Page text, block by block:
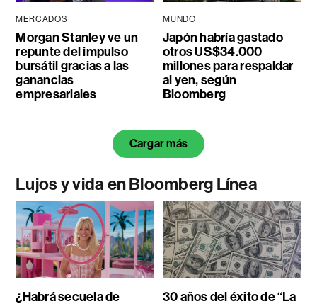
MERCADOS
Morgan Stanley ve un
repunte del impulso
bursátil gracias a las
ganancias
empresariales
MUNDO
Japón habría gastado
otros US$34.000
millones para respaldar
al yen, según
Bloomberg
Cargar más
Lujos y vida en Bloomberg Línea
¿Habrá secuela de
30 años del éxito de “La